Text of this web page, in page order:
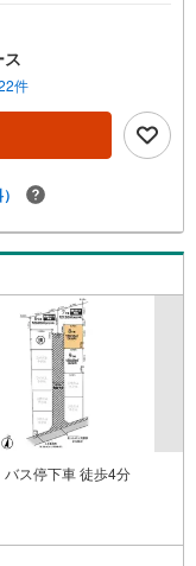
市・綾瀬市・座間市
新物件情報や当社限
すので、お気軽にお
スタッフによる【丁寧
ャルプラン提案書の作
入者だけが加入でき
宅を買った後から始
必要になる【老後の
グ】で不安な部分を
件
ス停下車 徒歩4分